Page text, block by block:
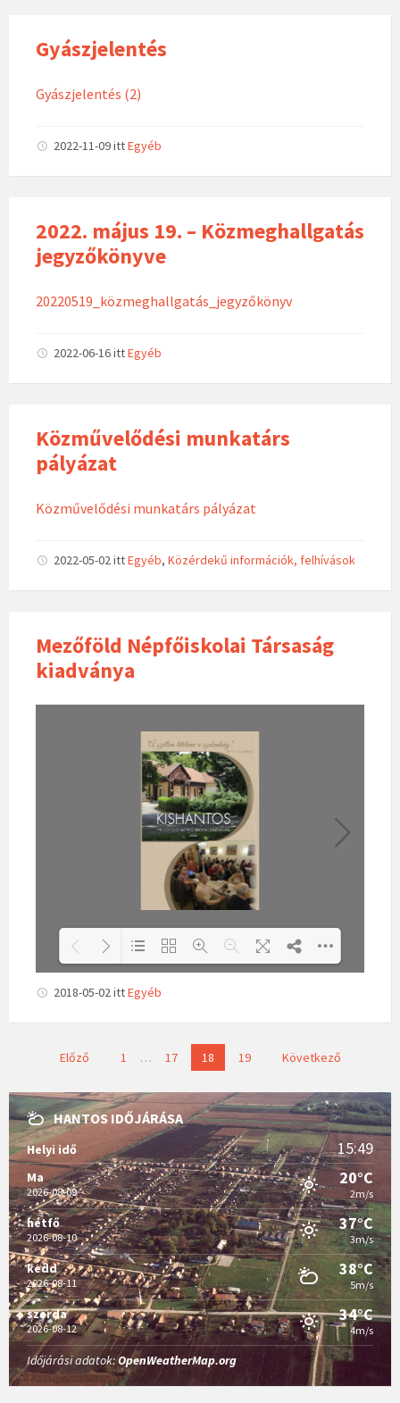
Gyászjelentés
Gyászjelentés (2)
2022-11-09ittEgyéb
2022. május 19. – Közmeghallgatás
jegyzőkönyve
20220519_közmeghallgatás_jegyzőkönyv
2022-06-16ittEgyéb
Közművelődési munkatárs
pályázat
Közművelődési munkatárs pályázat
2022-05-02ittEgyéb, Közérdekű információk, felhívások
Mezőföld Népfőiskolai Társaság
kiadványa
2018-05-02ittEgyéb
j
e
g
y
z
é
s
n
a
v
i
g
á
c
Előző 1 … 17 18 19 Következő
HANTOS IDŐJÁRÁSA
Helyi idő 15:49
Ma
2026-08-09
20°C
2m/s
hétfő
2026-08-10
37°C
3m/s
kedd
2026-08-11
38°C
5m/s
szerda
2026-08-12
34°C
4m/s
Időjárási adatok:OpenWeatherMap.org